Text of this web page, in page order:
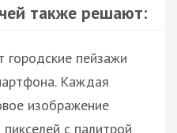
также решают:
пейзажи
Каждая
изображение
с палитрой